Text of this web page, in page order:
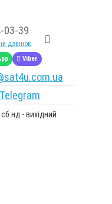
03-39
дзвінок
Viber
Telegram
- вихідний